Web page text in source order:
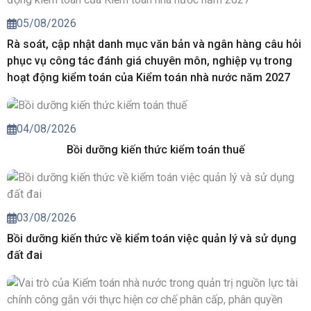
05/08/2026
Rà soát, cập nhật danh mục văn bản và ngân hàng câu hỏi
phục vụ công tác đánh giá chuyên môn, nghiệp vụ trong
hoạt động kiểm toán của Kiểm toán nhà nước năm 2027
04/08/2026
Bồi dưỡng kiến thức kiểm toán thuế
03/08/2026
Bồi dưỡng kiến thức về kiểm toán việc quản lý và sử dụng
đất đai